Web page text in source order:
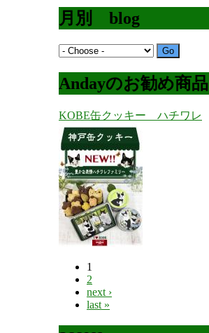
月別 blog
Andayのお勧め商品
KOBE缶クッキー ハチワレ
Pages
1
2
next ›
last »